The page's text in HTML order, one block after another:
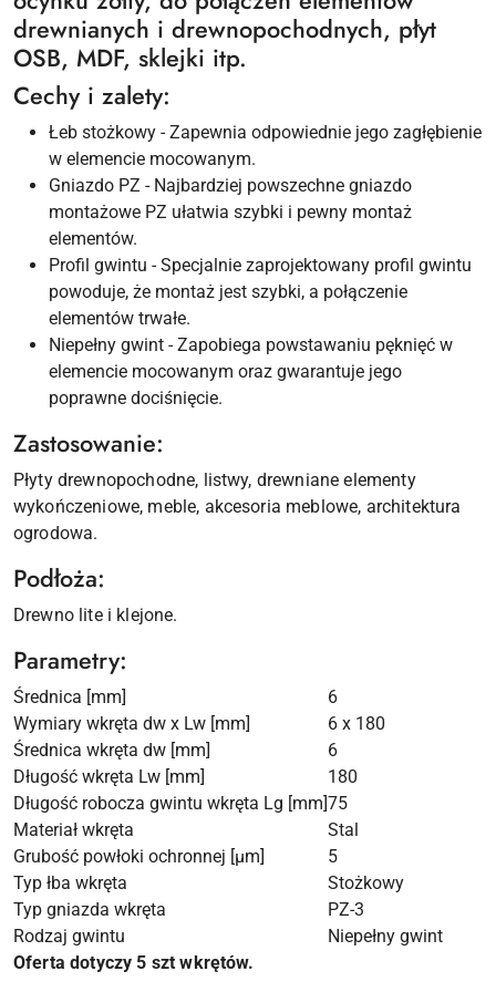
drewnianych i drewnopochodnych, płyt
OSB, MDF, sklejki itp.
Cechy i zalety:
Łeb stożkowy - Zapewnia odpowiednie jego zagłębienie
w elemencie mocowanym.
Gniazdo PZ - Najbardziej powszechne gniazdo
montażowe PZ ułatwia szybki i pewny montaż
elementów.
Profil gwintu - Specjalnie zaprojektowany profil gwintu
powoduje, że montaż jest szybki, a połączenie
elementów trwałe.
Niepełny gwint - Zapobiega powstawaniu pęknięć w
elemencie mocowanym oraz gwarantuje jego
poprawne dociśnięcie.
Zastosowanie:
Płyty drewnopochodne, listwy, drewniane elementy
wykończeniowe, meble, akcesoria meblowe, architektura
ogrodowa.
Podłoża:
Drewno lite i klejone.
Parametry:
Średnica [mm]
6
Wymiary wkręta dw x Lw [mm]
6 x 180
Średnica wkręta dw [mm]
6
Długość wkręta Lw [mm]
180
Długość robocza gwintu wkręta Lg [mm]75
Materiał wkręta
Stal
Grubość powłoki ochronnej [µm]
5
Typ łba wkręta
Stożkowy
Typ gniazda wkręta
PZ-3
Rodzaj gwintu
Niepełny gwint
Oferta dotyczy 5 szt wkrętów.